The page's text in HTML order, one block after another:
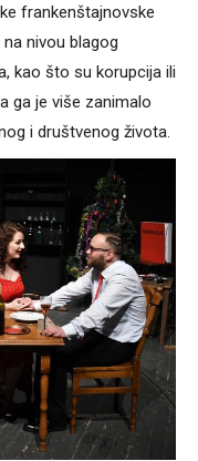
frankenštajnovske
nivou blagog
kao što su korupcija ili
ga je više zanimalo
i društvenog života.